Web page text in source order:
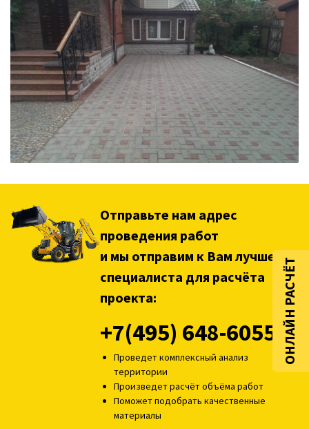
ОНЛАЙН РАСЧЁТ
Отправьте нам адрес
проведения работ
и мы отправим к Вам лучшего
специалиста для расчёта
проекта:
+7(495) 648-6055
Проведет комплексный анализ
территории
Произведет расчёт объёма работ
Поможет подобрать качественные
материалы